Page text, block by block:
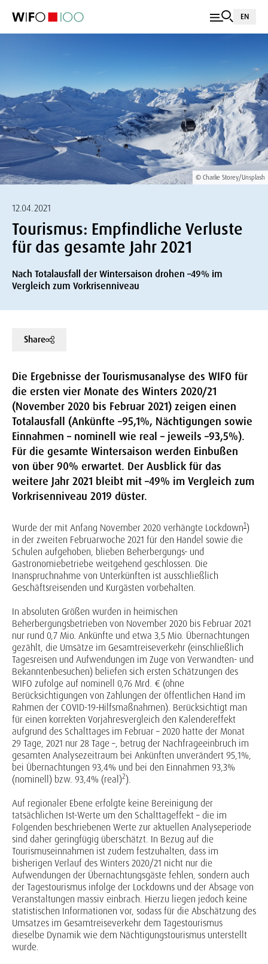
EN
© Charlie Storey/Unsplash
12.04.2021
Tourismus: Empfindliche Verluste
für das gesamte Jahr 2021
Nach Totalausfall der Wintersaison drohen –49% im
Vergleich zum Vorkrisenniveau
Share
Die Ergebnisse der Tourismusanalyse des WIFO für
die ersten vier Monate des Winters 2020/21
(November 2020 bis Februar 2021) zeigen einen
Totalausfall (Ankünfte –95,1%, Nächtigungen sowie
Einnahmen – nominell wie real – jeweils –93,5%).
Für die gesamte Wintersaison werden Einbußen
von über 90% erwartet. Der Ausblick für das
weitere Jahr 2021 bleibt mit –49% im Vergleich zum
Vorkrisenniveau 2019 düster.
Wurde der mit Anfang November 2020 verhängte Lockdown1)
in der zweiten Februarwoche 2021 für den Handel sowie die
Schulen aufgehoben, blieben Beherbergungs- und
Gastronomiebetriebe weitgehend geschlossen. Die
Inanspruchnahme von Unterkünften ist ausschließlich
Geschäftsreisenden und Kurgästen vorbehalten.
In absoluten Größen wurden in heimischen
Beherbergungsbetrieben von November 2020 bis Februar 2021
nur rund 0,7 Mio. Ankünfte und etwa 3,5 Mio. Übernachtungen
gezählt, die Umsätze im Gesamtreiseverkehr (einschließlich
Tagesreisen und Aufwendungen im Zuge von Verwandten- und
Bekanntenbesuchen) beliefen sich ersten Schätzungen des
WIFO zufolge auf nominell 0,76 Mrd. € (ohne
Berücksichtigungen von Zahlungen der öffentlichen Hand im
Rahmen der COVID-19-Hilfsmaßnahmen). Berücksichtigt man
für einen korrekten Vorjahresvergleich den Kalendereffekt
aufgrund des Schalttages im Februar – 2020 hatte der Monat
29 Tage, 2021 nur 28 Tage –, betrug der Nachfrageeinbruch im
gesamten Analysezeitraum bei Ankünften unverändert 95,1%,
bei Übernachtungen 93,4% und bei den Einnahmen 93,3%
(nominell) bzw. 93,4% (real)2).
Auf regionaler Ebene erfolgte keine Bereinigung der
tatsächlichen Ist-Werte um den Schalttageffekt – die im
Folgenden beschriebenen Werte zur aktuellen Analyseperiode
sind daher geringfügig überschätzt. In Bezug auf die
Tourismuseinnahmen ist zudem festzuhalten, dass im
bisherigen Verlauf des Winters 2020/21 nicht nur die
Aufwendungen der Übernachtungsgäste fehlen, sondern auch
der Tagestourismus infolge der Lockdowns und der Absage von
Veranstaltungen massiv einbrach. Hierzu liegen jedoch keine
statistischen Informationen vor, sodass für die Abschätzung des
Umsatzes im Gesamtreiseverkehr dem Tagestourismus
dieselbe Dynamik wie dem Nächtigungstourismus unterstellt
wurde.